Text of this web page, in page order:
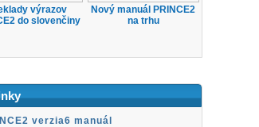
výrazov
do slovenčiny
Nový manuál PRINCE2
na trhu
verzia6 manuál